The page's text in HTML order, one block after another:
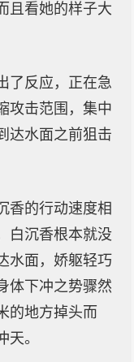
且看她的样子大
了反应，正在急
攻击范围，集中
达水面之前狙击
香的行动速度相
白沉香根本就没
水面，娇躯轻巧
体下冲之势骤然
的地方掉头而
。